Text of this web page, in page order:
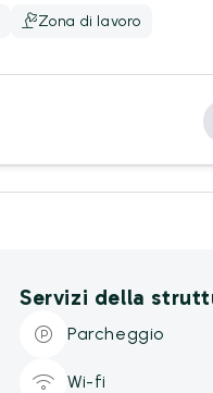
Zona di lavoro
Servizi della
Parcheggio
Wi-fi